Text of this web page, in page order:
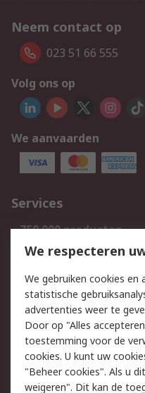
Neem contact op
023 51 66 555
Volg ons op
We aanvaarden
Services
750.000 producten
Bestellen
Track & Trace
Wettelijk
Cookiebeleid
Privacybeleid
We respecteren
We gebruiken cookies
statistische
advertenties weer te
Door op "Alles
toestemming voor de
cookies. U kunt uw
"Beheer cookies". Als u
weigeren". Dit kan de